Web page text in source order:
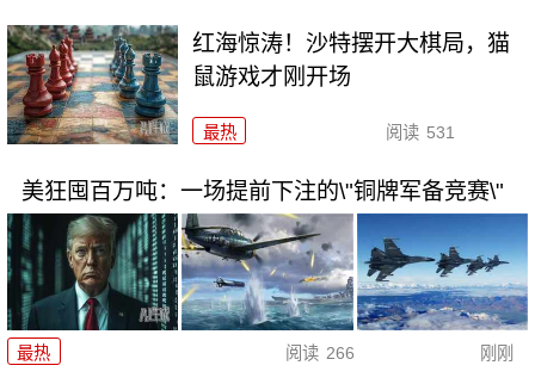
红海惊涛！沙特摆开大棋局，猫
鼠游戏才刚开场
最热 阅读 531
美狂囤百万吨：一场提前下注的\"铜牌军备竞赛\"
最热 阅读 266 刚刚